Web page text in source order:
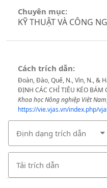
Chuyên mục:
KỸ THUẬT VÀ CÔNG
Cách trích dẫn:
Đoàn, Đào, Quế, N., Vìn, N., &
ĐỊNH CÁC CHỈ TIÊU KÉO BÁM
Khoa học Nông nghiệp Việt Nam
https://vie.vjas.vn/index.php/
Định dạng trích dẫn
Tải trích dẫn